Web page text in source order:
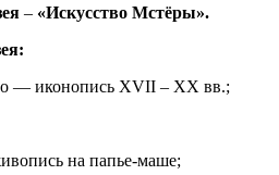
– «Искусство Мстёры».
— иконопись XVII – ХХ вв.;
на папье-маше;